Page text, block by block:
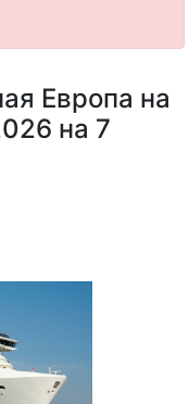
Европа на
на 7